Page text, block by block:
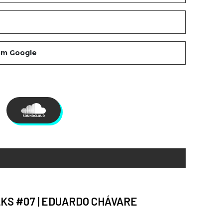
#07 | EDUARDO CHÁVARE